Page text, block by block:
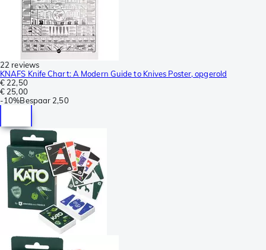
22 reviews
KNAFS Knife Chart: A Modern Guide to Knives Poster, opgerold
€ 22,50
€ 25,00
-10%Bespaar 2,50